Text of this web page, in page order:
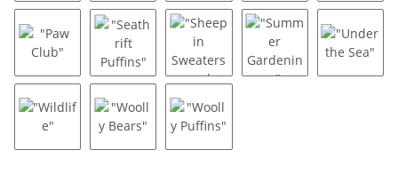
"Felted Sheep""Happy Sheep""Highland Coos""Janie Crow"
"Paw Club" "Seathrift Puffins""Sheep in Sweaters and Alpacas"